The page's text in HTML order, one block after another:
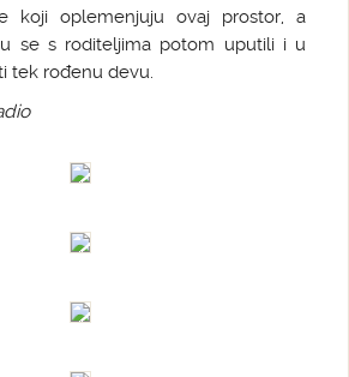
koji oplemenjuju ovaj prostor, a
se s roditeljima potom uputili i u
tek rođenu devu.